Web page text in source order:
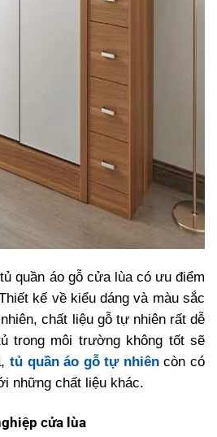
quần áo gỗ cửa lùa có ưu điểm
kế về kiểu dáng và màu sắc
chất liệu gỗ tự nhiên rất dễ
trong môi trường không tốt sẽ
tủ quần áo gỗ tự nhiêncòn có
những chất liệu khác.
cửa lùa